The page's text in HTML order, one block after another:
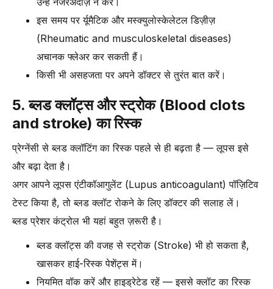
इस समय पर र्यूमैटिक और मस्क्युलोस्केलेटल डिज़ीज़
(Rheumatic and musculoskeletal diseases)
अचानक फ्लेअर कर सकती हैं।
किसी भी असहजता पर अपने डॉक्टर से तुरंत बात करें।
5. ब्लड क्लॉट्स और स्ट्रोक (Blood clots
and stroke) का रिस्क
प्रेग्नेंसी से ब्लड क्लॉटिंग का रिस्क पहले से ही बढ़ता है — लूपस इसे
और बढ़ा देता है।
अगर आपने लूपस एंटीकॉआगुलेंट (Lupus anticoagulant) पॉज़िटिव
टेस्ट किया है, तो ब्लड क्लॉट रोकने के लिए डॉक्टर की सलाह लें।
ब्लड प्रेशर कंट्रोल भी यहां बहुत ज़रूरी है।
ब्लड क्लॉट्स की वजह से स्ट्रोक (Stroke) भी हो सकता है,
खासकर हाई-रिस्क पेशेंट्स में।
नियमित वॉक करें और हाइड्रेटेड रहें — इससे क्लॉट का रिस्क